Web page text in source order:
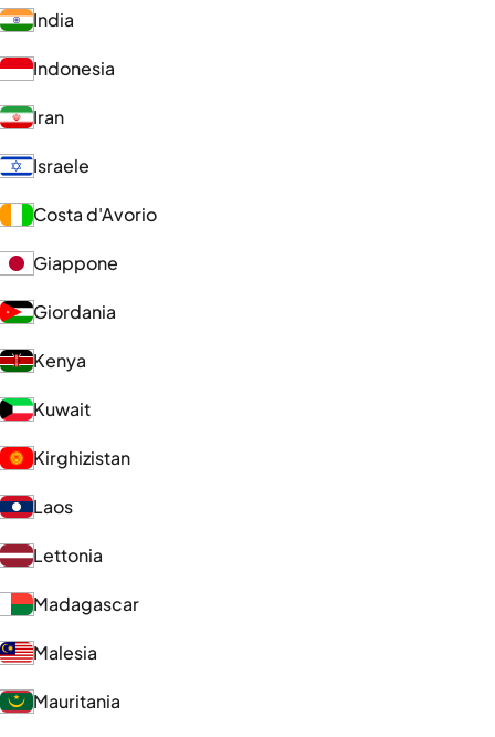
India
Indonesia
Iran
Israele
Costa d'Avorio
Giappone
Giordania
Kenya
Kuwait
Kirghizistan
Laos
Lettonia
Madagascar
Malesia
Mauritania